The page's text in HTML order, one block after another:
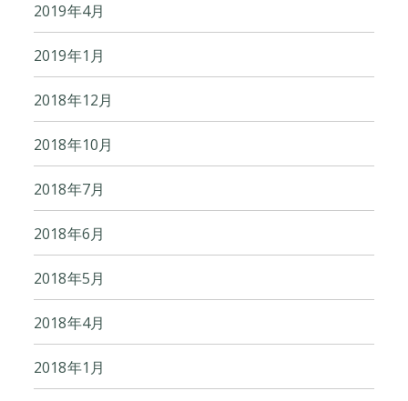
2019年4月
2019年1月
2018年12月
2018年10月
2018年7月
2018年6月
2018年5月
2018年4月
2018年1月